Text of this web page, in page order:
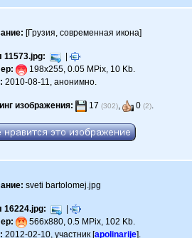
[Грузия, современная икона]
11573.jpg:
|
198x255, 0.05 MPix, 10 Kb.
2010-08-11, анонимно.
изображения: 17(302), 0(2).
sveti bartolomej.jpg
16224.jpg:
|
566x880, 0.5 MPix, 102 Kb.
2012-02-10, участник [apolinarije].